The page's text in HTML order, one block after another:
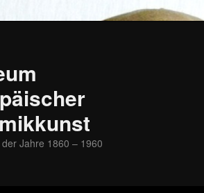
Jahre 1860 – 1960